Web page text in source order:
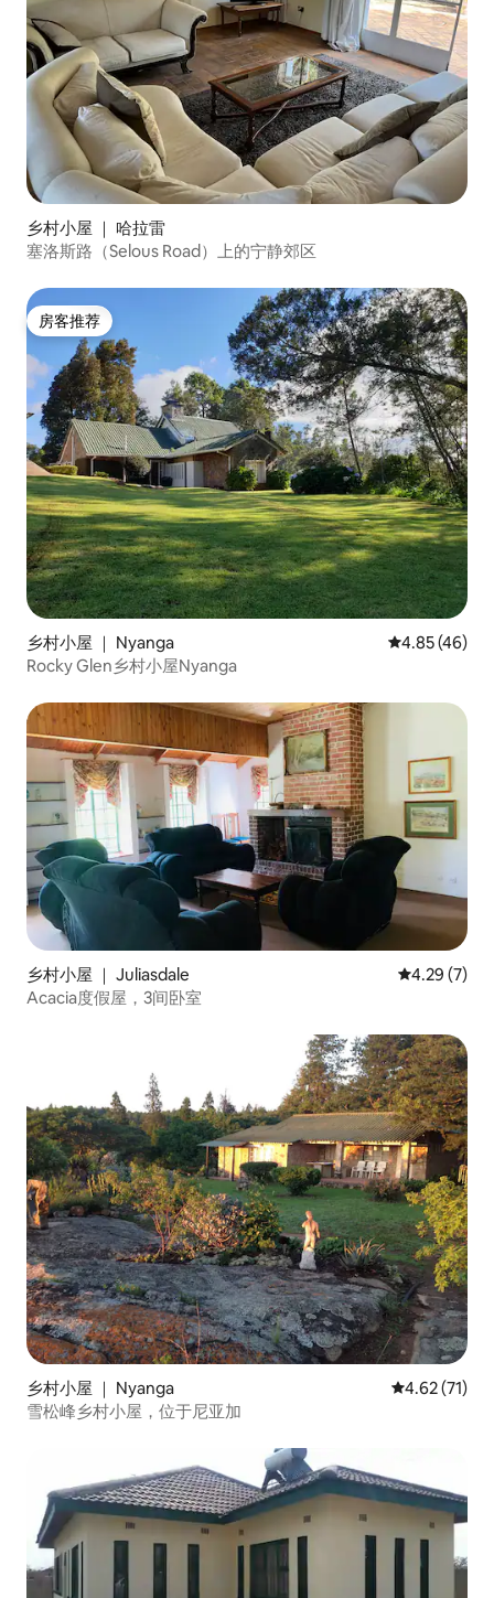
乡村小屋 ｜ 哈拉雷
塞洛斯路（Selous Road）上的宁静郊区
房客推荐
房客推荐
乡村小屋 ｜ Nyanga 平均评分
4.85 (46)
Rocky Glen乡村小屋Nyanga
乡村小屋 ｜ Juliasdale 平均评分
4.29 (7)
Acacia度假屋，3间卧室
乡村小屋 ｜ Nyanga 平均评分
4.62 (71)
雪松峰乡村小屋，位于尼亚加